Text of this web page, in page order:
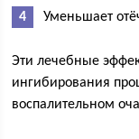
Уменьшает
Эти лечебные
ингибирования
воспалительном